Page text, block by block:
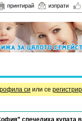
принтирай изпрати
си или се
спечелиха купата